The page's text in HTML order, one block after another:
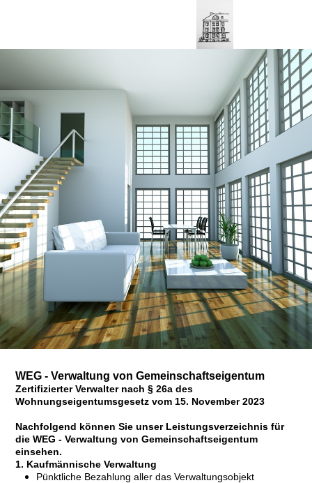
WEG - Verwaltung von Gemeinschaftseigentum
Zertifizierter Verwalter nach § 26a des
Wohnungseigentumsgesetz vom 15. November 2023
Nachfolgend können Sie unser Leistungsverzeichnis für
die WEG - Verwaltung von Gemeinschaftseigentum
einsehen.
1. Kaufmännische Verwaltung
Pünktliche Bezahlung aller das Verwaltungsobjekt